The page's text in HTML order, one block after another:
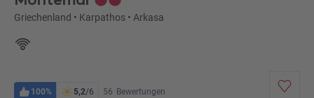
Griechenland • Karpathos • Arkasa
100% 5,2/6 56 Bewertungen